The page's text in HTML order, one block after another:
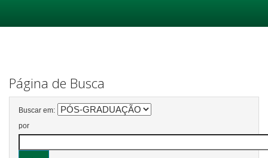
Página de Busca
Buscar em:
por